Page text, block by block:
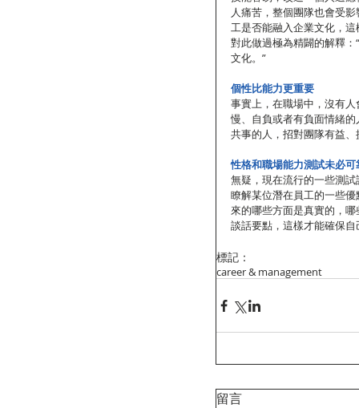
人痛苦，整個團隊也會受
工是否能融入企業文化，
對此做過極為精闢的解釋
文化。”
個性比能力更重要
事實上，在職場中，沒有
慢、自負或者有負面情緒
共事的人，招對團隊有益、
性格和職場能力測試未必可
無疑，現在流行的一些測
瞭解某位潛在員工的一些
來的哪些方面是真實的，
談話要點，這樣才能確保自
標記：
career & management
留言